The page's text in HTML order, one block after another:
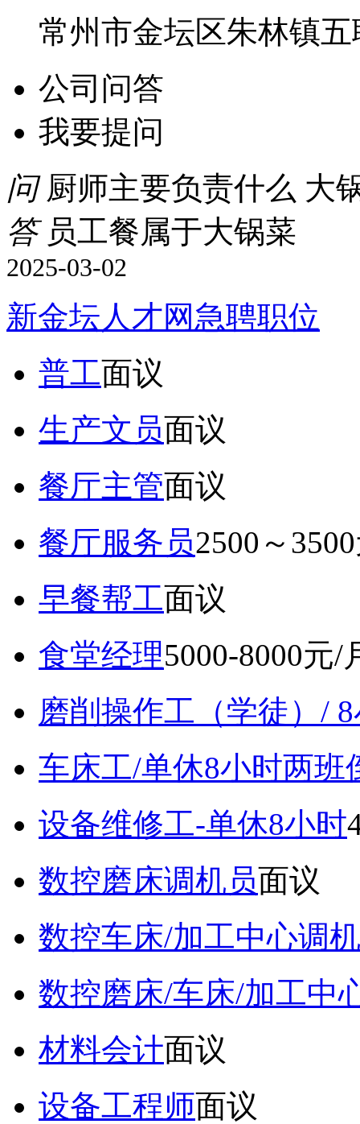
常州市金坛区朱林镇五
公司问答
我要提问
问厨师主要负责什么 大
答员工餐属于大锅菜
2025-03-02
新金坛人才网急聘职位
普工面议
生产文员面议
餐厅主管面议
餐厅服务员2500～
早餐帮工面议
食堂经理5000-8000元/
磨削操作工（学徒）/
车床工/单休8小时两班
设备维修工-单休8小时
数控磨床调机员面议
数控车床/加工中心调
数控磨床/车床/加工中
材料会计面议
设备工程师面议